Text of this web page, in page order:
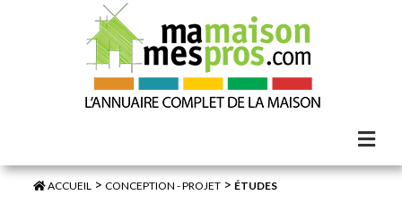
ACCUEIL >CONCEPTION - PROJET > ÉTUDES